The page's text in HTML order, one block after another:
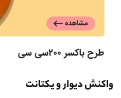
واکنش دیوار و یکتانت